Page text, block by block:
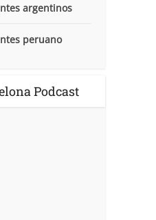
argentinos
peruano
Podcast